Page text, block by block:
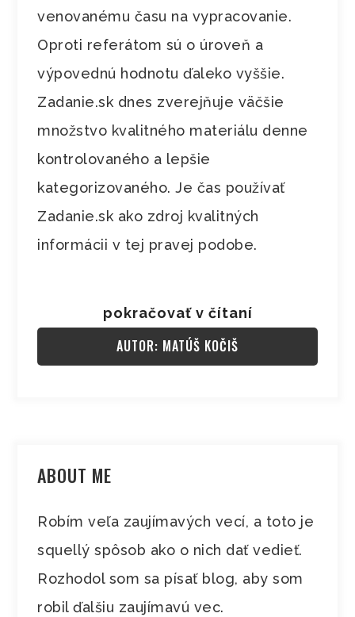
venovanému času na vypracovanie.
Oproti referátom sú o úroveň a
výpovednú hodnotu ďaleko vyššie.
Zadanie.sk dnes zverejňuje väčšie
množstvo kvalitného materiálu denne
kontrolovaného a lepšie
kategorizovaného. Je čas používať
Zadanie.sk ako zdroj kvalitných
informácii v tej pravej podobe.
pokračovať v čítaní
AUTOR: MATÚŠ KOČIŠ
ABOUT ME
Robím veľa zaujímavých vecí, a toto je
squellý spôsob ako o nich dať vedieť.
Rozhodol som sa písať blog, aby som
robil ďalšiu zaujímavú vec.